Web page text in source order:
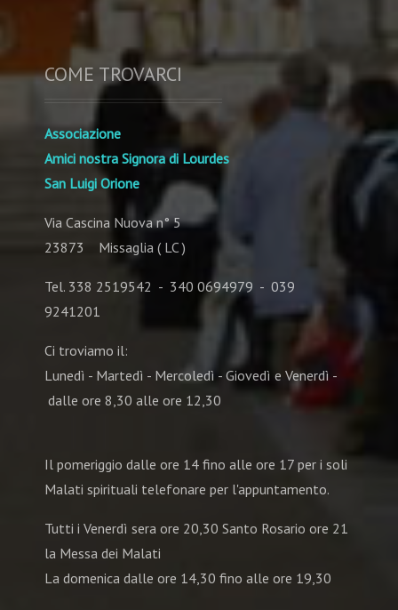
COME TROVARCI
Associazione
Amici nostra Signora di Lourdes
San Luigi Orione
Via Cascina Nuova n° 5
23873 Missaglia ( LC )
Tel. 338 2519542 - 340 0694979 - 039
9241201
Ci troviamo il:
Lunedì - Martedì - Mercoledì - Giovedì e Venerdì -
dalle ore 8,30 alle ore 12,30
Il pomeriggio dalle ore 14 fino alle ore 17 per i soli
Malati spirituali telefonare per l'appuntamento.
Tutti i Venerdì sera ore 20,30 Santo Rosario ore 21
la Messa dei Malati
La domenica dalle ore 14,30 fino alle ore 19,30